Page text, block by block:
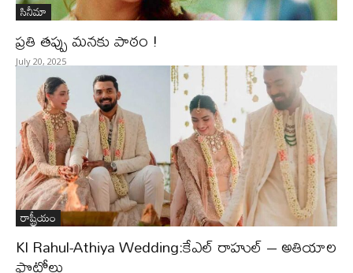
సినీమా
ప్రతి తప్పు మనకు పాఠం !
July 20, 2025
రాష్ట్రీయం
Kl Rahul-Athiya Wedding:కేఎల్ రాహుల్ – అతియాల
ఫొటోలు